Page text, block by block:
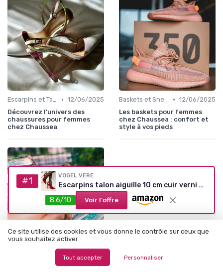
#1 VOGEL VERE
Escarpins talon aiguille 10 cm cuir verni - Rouge Carmin (37 EU)
8.6/10
Voir l'offre
Escarpins et Talons • 12/06/2025
Découvrez l'univers des
chaussures pour femmes
chez Chaussea
Baskets et Sneakers • 12/06/2025
Les baskets pour femmes
chez Chaussea : confort et
style à vos pieds
Sandales et Nu-pieds •
Les incontournables
Ce site utilise des cookies et vous donne le contrôle sur ceux que
vous souhaitez activer
Tout accepter Personnaliser